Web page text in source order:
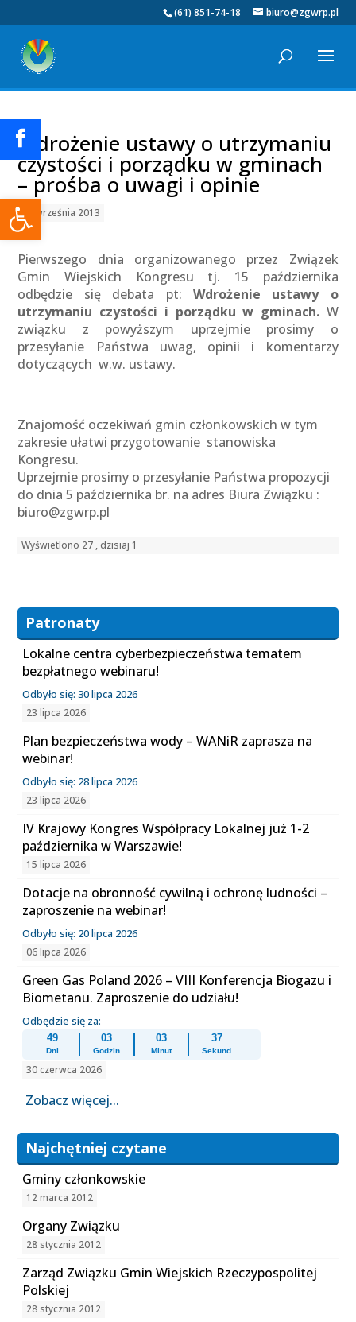
Otwórz pasek narzędzi
(61) 851-74-18 biuro@zgwrp.pl
Wdrożenie ustawy o utrzymaniu
czystości i porządku w gminach
– prośba o uwagi i opinie
18 września 2013
Pierwszego dnia organizowanego przez Związek
Gmin Wiejskich Kongresu tj. 15 października
odbędzie się debata pt: Wdrożenie ustawy o
utrzymaniu czystości i porządku w gminach. W
związku z powyższym uprzejmie prosimy o
przesyłanie Państwa uwag, opinii i komentarzy
dotyczących w.w. ustawy.
Znajomość oczekiwań gmin członkowskich w tym
zakresie ułatwi przygotowanie stanowiska
Kongresu.
Uprzejmie prosimy o przesyłanie Państwa propozycji
do dnia 5 października br. na adres Biura Związku :
biuro@zgwrp.pl
Wyświetlono 27 , dzisiaj 1
Patronaty
Lokalne centra cyberbezpieczeństwa tematem
bezpłatnego webinaru!
Odbyło się: 30 lipca 2026
23 lipca 2026
Plan bezpieczeństwa wody – WANiR zaprasza na
webinar!
Odbyło się: 28 lipca 2026
23 lipca 2026
IV Krajowy Kongres Współpracy Lokalnej już 1-2
października w Warszawie!
15 lipca 2026
Dotacje na obronność cywilną i ochronę ludności –
zaproszenie na webinar!
Odbyło się: 20 lipca 2026
06 lipca 2026
Green Gas Poland 2026 – VIII Konferencja Biogazu i
Biometanu. Zaproszenie do udziału!
Odbędzie się za:
49
Dni
03
Godzin
03
Minut
37
Sekund
30 czerwca 2026
Zobacz więcej...
Najchętniej czytane
Gminy członkowskie
12 marca 2012
Organy Związku
28 stycznia 2012
Zarząd Związku Gmin Wiejskich Rzeczypospolitej
Polskiej
28 stycznia 2012